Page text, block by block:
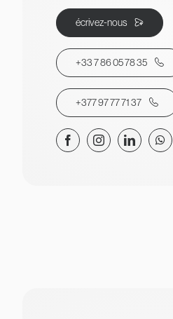
écrivez-nous
+33 7 86 05 78 35
+377 97 77 71 37